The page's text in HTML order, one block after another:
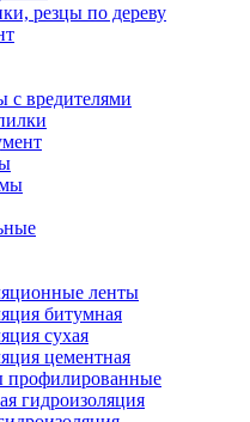
резцы по дереву
с вредителями
ленты
битумная
сухая
цементная
гидроизоляция